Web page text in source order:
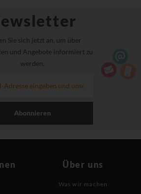
Sie sich jetzt an, um über
und Angebote informiert zu
werden.
Abonnieren
Über uns
Was wir machen